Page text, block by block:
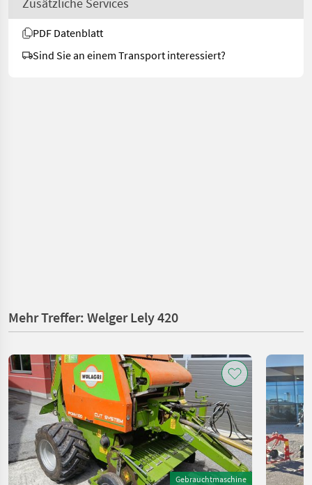
PDF Datenblatt
Sind Sie an einem Transport interessiert?
Mehr Treffer: Welger Lely 420
Gebrauchtmaschine